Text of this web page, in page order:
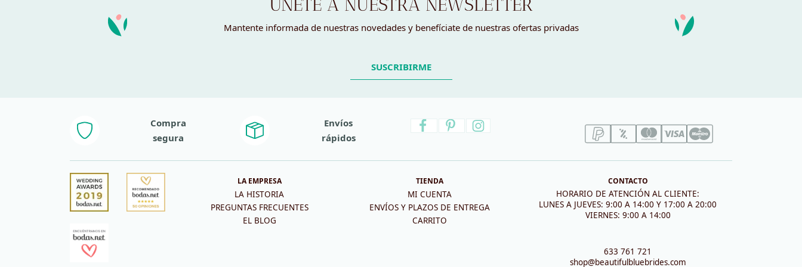
ÚNETE A NUESTRA NEWSLETTER
Mantente informada de nuestras novedades y benefíciate de nuestras ofertas privadas
SUSCRIBIRME
Compra
segura
Envíos
rápidos
LA EMPRESA
LA HISTORIA
PREGUNTAS FRECUENTES
EL BLOG
TIENDA
MI CUENTA
ENVÍOS Y PLAZOS DE ENTREGA
CARRITO
CONTACTO
HORARIO DE ATENCIÓN AL CLIENTE:
LUNES A JUEVES: 9:00 A 14:00 Y 17:00 A 20:00
VIERNES: 9:00 A 14:00
633 761 721
shop@beautifulbluebrides.com